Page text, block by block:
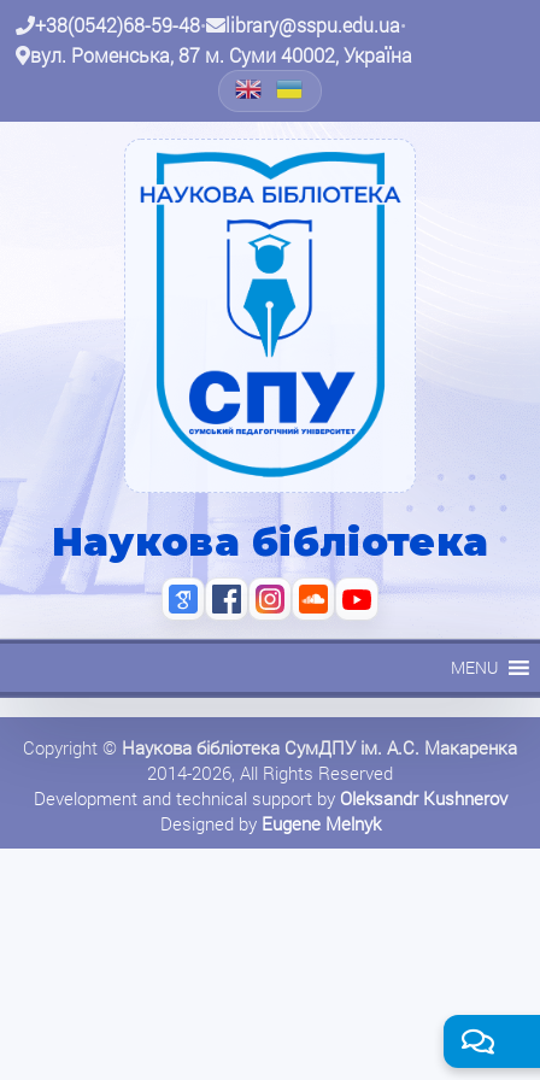
+38(0542)68-59-48• library@sspu.edu.ua•
вул. Роменська, 87 м. Суми 40002, Україна
Наукова бібліотека
MENU
Copyright © Наукова бібліотека СумДПУ ім. А.С. Макаренка
2014-2026, All Rights Reserved
Development and technical support by Oleksandr Kushnerov
Designed by Eugene Melnyk